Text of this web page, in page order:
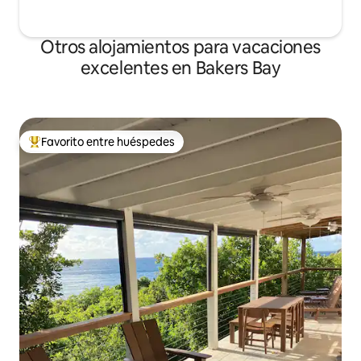
Otros alojamientos para vacaciones
excelentes en Bakers Bay
Favorito entre huéspedes preferido
Favorito entre huéspedes